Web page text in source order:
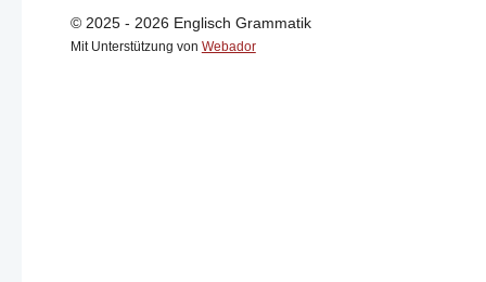
© 2025 - 2026 Englisch Grammatik
Mit Unterstützung von Webador